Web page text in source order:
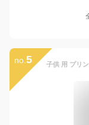
no. 5